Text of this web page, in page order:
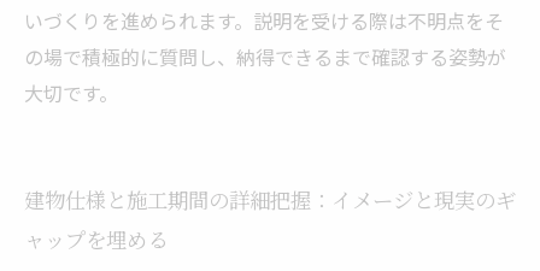
いづくりを進められます。説明を受ける際は不明点をそ
の場で積極的に質問し、納得できるまで確認する姿勢が
大切です。
建物仕様と施工期間の詳細把握：イメージと現実のギ
ャップを埋める